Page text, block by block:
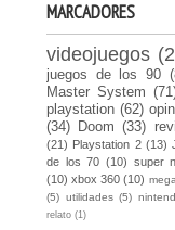
MARCADORES
videojuegos
juegos de los 90
Master System
playstation (62)
(34) Doom (33)
(21) Playstation 2 (13)
de los 70 (10) super
(10) xbox 360 (10)
(5) utilidades (5)
relato (1)